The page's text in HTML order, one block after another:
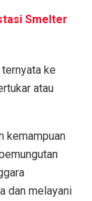
Smelter
ke
atau
kemampuan
dan melayani